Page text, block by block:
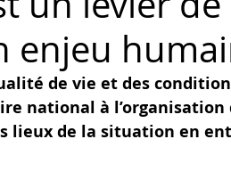
enjeu
de vie et des
national à
lieux de la situation en